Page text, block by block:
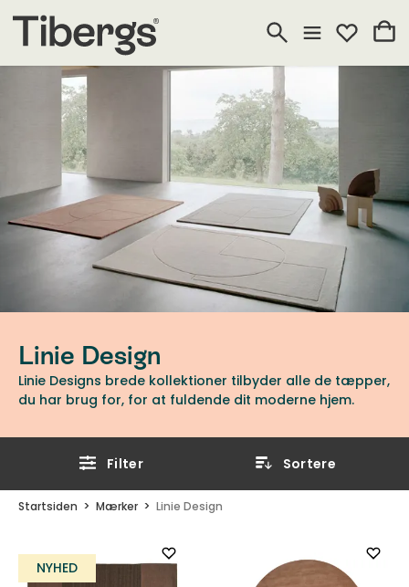
Linie Design
Linie Designs brede kollektioner tilbyder alle de tæpper,
du har brug for, for at fuldende dit moderne hjem.
Filter Sortere
Startsiden Mærker Linie Design
NYHED